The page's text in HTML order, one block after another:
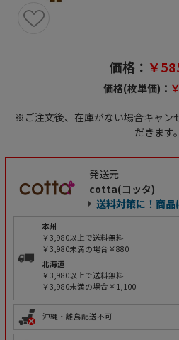
価格： ￥
価格(枚単価)：
※ご注文後、在庫がない場合キャン
だきます。
発送元
cotta(コッタ)
送料対策に！商品
本州
￥3,980以上で送料無料
￥3,980未満の場合￥880
北海道
￥3,980以上で送料無料
￥3,980未満の場合￥1,100
沖縄・離島配送不可